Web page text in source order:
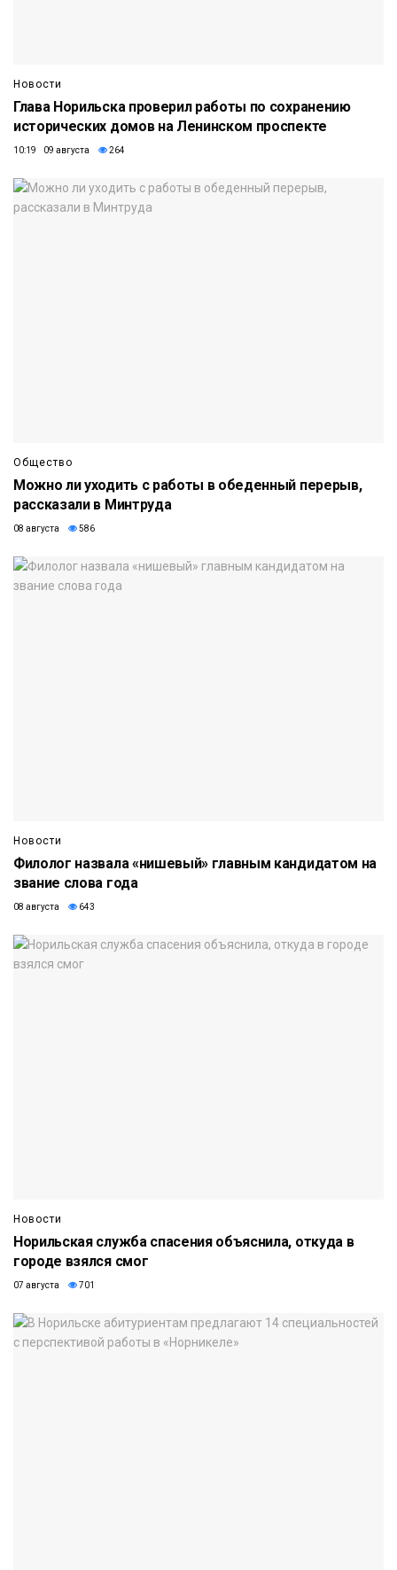
Новости
Глава Норильска проверил работы по сохранению
исторических домов на Ленинском проспекте
10:19 09 августа 264
Общество
Можно ли уходить с работы в обеденный перерыв,
рассказали в Минтруда
08 августа 586
Новости
Филолог назвала «нишевый» главным кандидатом на
звание слова года
08 августа 643
Новости
Норильская служба спасения объяснила, откуда в
городе взялся смог
07 августа 701